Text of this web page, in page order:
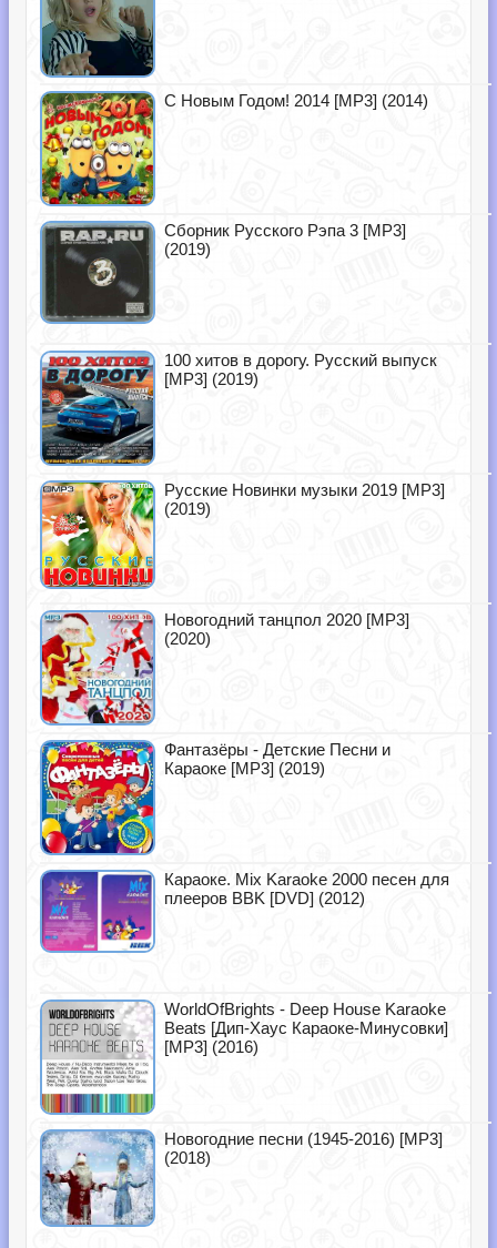
С Новым Годом! 2014 [MP3] (2014)
Сборник Русского Рэпа 3 [MP3]
(2019)
100 хитов в дорогу. Русский выпуск
[MP3] (2019)
Русские Новинки музыки 2019 [MP3]
(2019)
Новогодний танцпол 2020 [MP3]
(2020)
Фантазёры - Детские Песни и
Караоке [MP3] (2019)
Караоке. Mix Karaoke 2000 песен для
плееров BBK [DVD] (2012)
WorldOfBrights - Deep House Karaoke
Beats [Дип-Хаус Караоке-Минусовки]
[MP3] (2016)
Новогодние песни (1945-2016) [MP3]
(2018)